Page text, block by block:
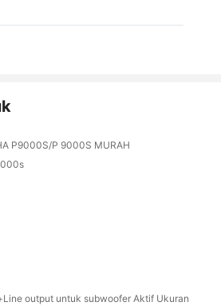
P9000S/P 9000S MURAH
output untuk subwoofer Aktif Ukuran